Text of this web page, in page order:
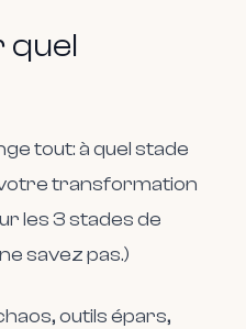
quel
tout: à quel stade
transformation
les 3 stades de
savez pas.)
outils épars,